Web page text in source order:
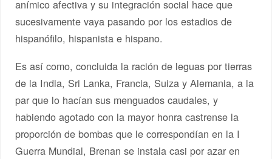
anímico afectiva y su integración social hace que
sucesivamente vaya pasando por los estadios de
hispanófilo, hispanista e hispano.
Es así como, concluida la ración de leguas por tierras
de la India, Sri Lanka, Francia, Suiza y Alemania, a la
par que lo hacían sus menguados caudales, y
habiendo agotado con la mayor honra castrense la
proporción de bombas que le correspondían en la I
Guerra Mundial, Brenan se instala casi por azar en